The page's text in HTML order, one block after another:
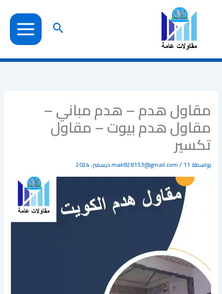
البحث
مقاول هدم – هدم مباني –
مقاول هدم بيوت – مقاول
تكسير
بواسطة mak828153@gmail.com/11 ديسمبر، 2024